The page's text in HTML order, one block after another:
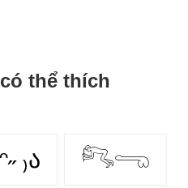
thể thích
₎ა 𓀐𓂸